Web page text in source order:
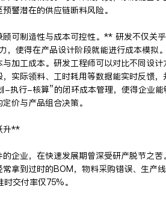
警潜在的供应链断料风险。
可制造性与成本可控性。** 研发不仅关
，使得在产品设计阶段就能进行成本模拟
加工成本。研发工程师可以对比不同设
实际领料、工时耗用等数据能实时反馈
执行-核算”的闭环成本管理，使得企业能
价与产品组合决策。
升**
企业，在快速发展期曾深受研产脱节之
拿到过时的BOM，物料采购错误、生产
交付率仅75%。